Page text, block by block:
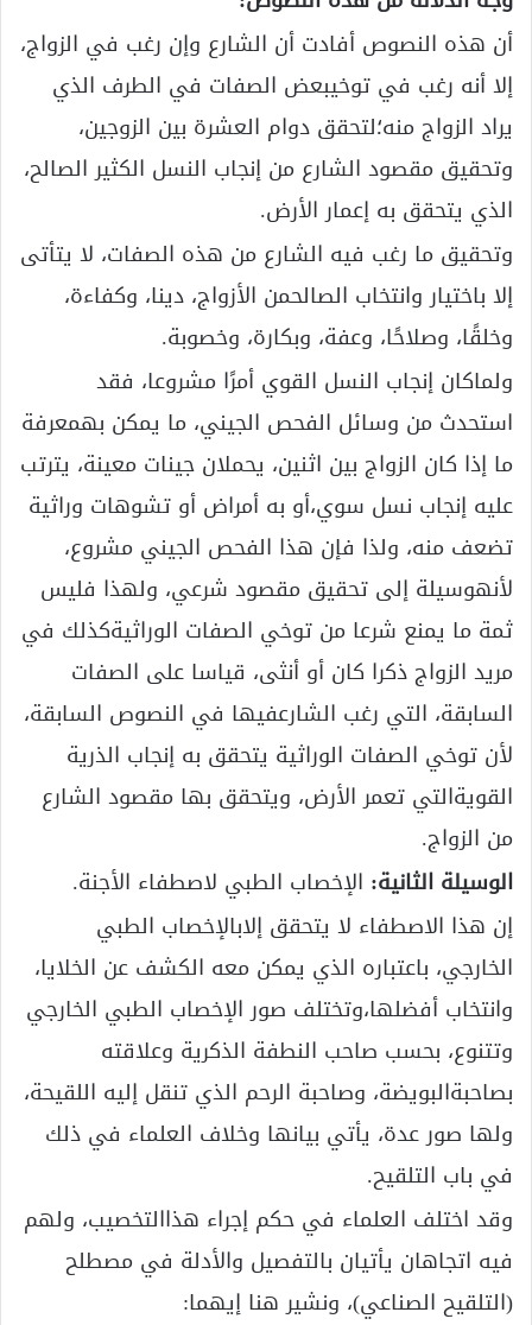
أن هذه النصوص أفادت أن الشارع وإن رغب في الزواج،
إلا أنه رغب في توخيبعض الصفات في الطرف الذي
يراد الزواج منه؛لتحقق دوام العشرة بين الزوجين،
وتحقيق مقصود الشارع من إنجاب النسل الكثير الصالح،
الذي يتحقق به إعمار الأرض.
وتحقيق ما رغب فيه الشارع من هذه الصفات، لا يتأتى
إلا باختيار وانتخاب الصالحمن الأزواج، دينا، وكفاءة،
وخلقًا، وصلاحًا، وعفة، وبكارة، وخصوبة.
ولماكان إنجاب النسل القوي أمرًا مشروعا، فقد
استحدث من وسائل الفحص الجيني، ما يمكن بهمعرفة
ما إذا كان الزواج بين اثنين، يحملان جينات معينة، يترتب
عليه إنجاب نسل سوي،أو به أمراض أو تشوهات وراثية
تضعف منه، ولذا فإن هذا الفحص الجيني مشروع،
لأنهوسيلة إلى تحقيق مقصود شرعي، ولهذا فليس
ثمة ما يمنع شرعا من توخي الصفات الوراثيةكذلك في
مريد الزواج ذكرا كان أو أنثى، قياسا على الصفات
السابقة، التي رغب الشارعفيها في النصوص السابقة،
لأن توخي الصفات الوراثية يتحقق به إنجاب الذرية
القويةالتي تعمر الأرض، ويتحقق بها مقصود الشارع
من الزواج.
الوسيلة الثانية: الإخصاب الطبي لاصطفاء الأجنة.
إن هذا الاصطفاء لا يتحقق إلابالإخصاب الطبي
الخارجي، باعتباره الذي يمكن معه الكشف عن الخلايا،
وانتخاب أفضلها،وتختلف صور الإخصاب الطبي الخارجي
وتتنوع، بحسب صاحب النطفة الذكرية وعلاقته
بصاحبةالبويضة، وصاحبة الرحم الذي تنقل إليه اللقيحة،
ولها صور عدة، يأتي بيانها وخلاف العلماء في ذلك
في باب التلقيح.
وقد اختلف العلماء في حكم إجراء هذاالتخصيب، ولهم
فيه اتجاهان يأتيان بالتفصيل والأدلة في مصطلح
(التلقيح الصناعي)، ونشير هنا إيهما: